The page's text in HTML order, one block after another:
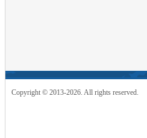
Copyright © 2013-2026. All rights reserved.